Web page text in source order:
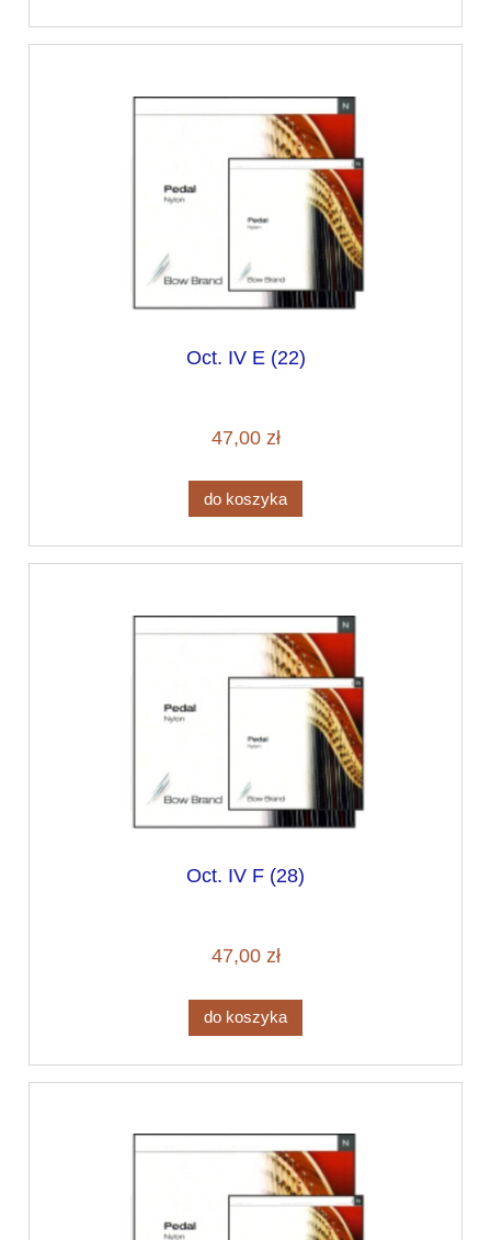
Oct. IV E (22)
47,00 zł
do koszyka
Oct. IV F (28)
47,00 zł
do koszyka